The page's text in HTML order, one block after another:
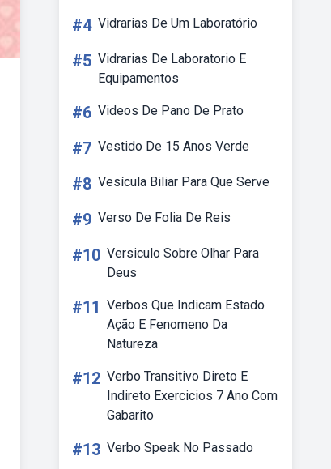
#4 Vidrarias De Um Laboratório
#5 Vidrarias De Laboratorio E
Equipamentos
#6 Videos De Pano De Prato
#7 Vestido De 15 Anos Verde
#8 Vesícula Biliar Para Que Serve
#9 Verso De Folia De Reis
#10 Versiculo Sobre Olhar Para
Deus
#11 Verbos Que Indicam Estado
Ação E Fenomeno Da
Natureza
#12 Verbo Transitivo Direto E
Indireto Exercicios 7 Ano Com
Gabarito
#13 Verbo Speak No Passado